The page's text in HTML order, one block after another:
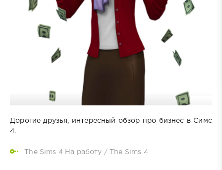
Дорогие друзья, интересный обзор про бизнес в Симс
4.
The Sims 4 На работу / The Sims 4